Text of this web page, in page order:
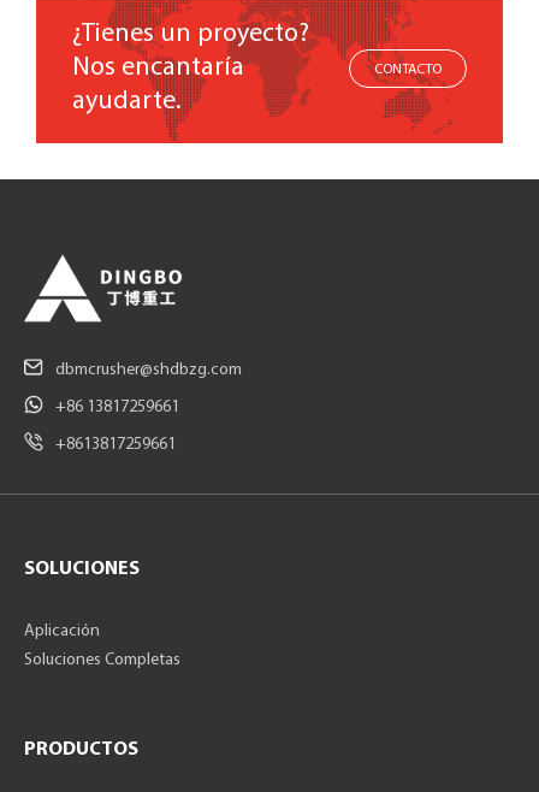
¿Tienes un proyecto?
Nos encantaría
ayudarte.
CONTACTO
dbmcrusher@shdbzg.com
+86 13817259661
+8613817259661
SOLUCIONES
Aplicación
Soluciones Completas
PRODUCTOS